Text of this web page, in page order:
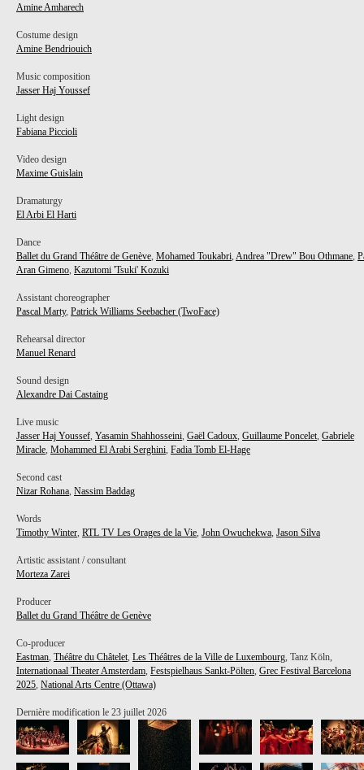
Amine Amharech
Costume design
Amine Bendriouich
Music composition
Jasser Haj Youssef
Light design
Fabiana Piccioli
Video design
Maxime Guislain
Dramaturgy
El Arbi El Harti
Dance
Ballet du Grand Théâtre de Genève, Mohamed Toukabri, Andrea "Drew" Bou Othmane,
Aran Gimeno, Kazutomi 'Tsuki' Kozuki
Assistant choreographer
Pascal Marty, Patrick Williams Seebacher (TwoFace)
Rehearsal director
Manuel Renard
Sound design
Alexandre Dai Castaing
Live music
Jasser Haj Youssef, Yasamin Shahhosseini, Gaël Cadoux, Guillaume Poncelet, Gabriele
Miracle, Mohammed El Arabi Serghini, Fadia Tomb El-Hage
Second cast
Nizar Rohana, Nassim Baddag
Words
Timothy Winter, RTL TV Les Orages de la Vie, John Owuchekwa, Jason Silva
Artistic assistant / consultant
Morteza Zarei
Producer
Ballet du Grand Théâtre de Genève
Co-producer
Eastman, Théâtre du Châtelet, Les Théâtres de la Ville de Luxembourg, Tanz Köln,
Internationaal Theater Amsterdam, Festspielhaus Sankt-Pölten, Grec Festival Barcelona
2025, National Arts Centre (Ottawa)
Dernière modification le 23 juillet 2026